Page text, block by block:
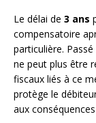
Le délai de 3 ans
compensatoire
particulière.
ne peut plus être
fiscaux liés à ce
protège le
aux